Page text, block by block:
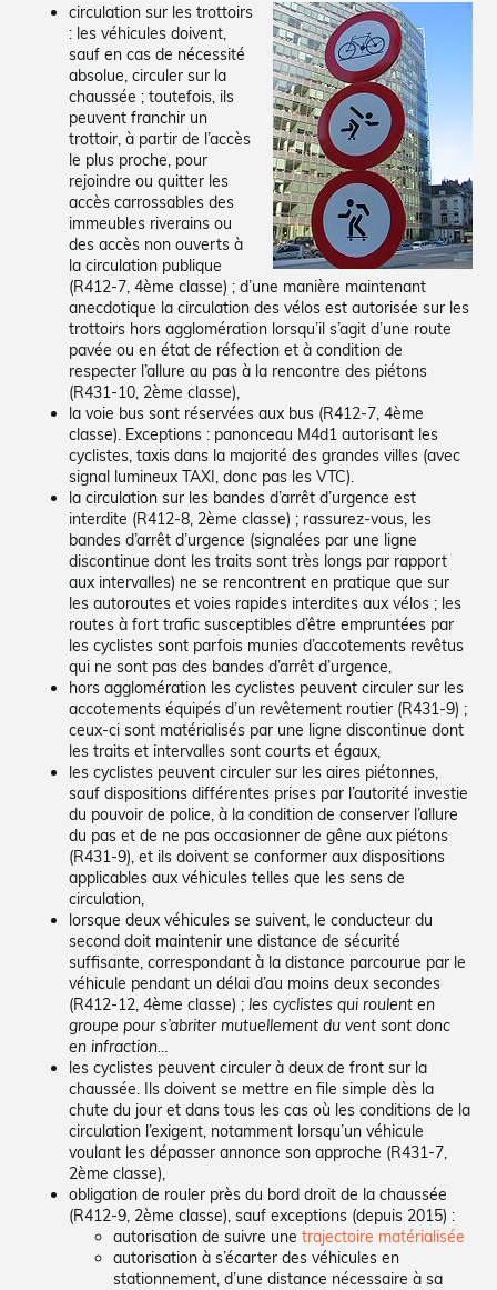
circulation sur les trottoirs
: les véhicules doivent,
sauf en cas de nécessité
absolue, circuler sur la
chaussée ; toutefois, ils
peuvent franchir un
trottoir, à partir de l’accès
le plus proche, pour
rejoindre ou quitter les
accès carrossables des
immeubles riverains ou
des accès non ouverts à
la circulation publique
(R412-7, 4ème classe) ; d’une manière maintenant
anecdotique la circulation des vélos est autorisée sur les
trottoirs hors agglomération lorsqu’il s’agit d’une route
pavée ou en état de réfection et à condition de
respecter l’allure au pas à la rencontre des piétons
(R431-10, 2ème classe),
la voie bus sont réservées aux bus (R412-7, 4ème
classe). Exceptions : panonceau M4d1 autorisant les
cyclistes, taxis dans la majorité des grandes villes (avec
signal lumineux TAXI, donc pas les VTC).
la circulation sur les bandes d’arrêt d’urgence est
interdite (R412-8, 2ème classe) ; rassurez-vous, les
bandes d’arrêt d’urgence (signalées par une ligne
discontinue dont les traits sont très longs par rapport
aux intervalles) ne se rencontrent en pratique que sur
les autoroutes et voies rapides interdites aux vélos ; les
routes à fort trafic susceptibles d’être empruntées par
les cyclistes sont parfois munies d’accotements revêtus
qui ne sont pas des bandes d’arrêt d’urgence,
hors agglomération les cyclistes peuvent circuler sur les
accotements équipés d’un revêtement routier (R431-9) ;
ceux-ci sont matérialisés par une ligne discontinue dont
les traits et intervalles sont courts et égaux,
les cyclistes peuvent circuler sur les aires piétonnes,
sauf dispositions différentes prises par l’autorité investie
du pouvoir de police, à la condition de conserver l’allure
du pas et de ne pas occasionner de gêne aux piétons
(R431-9), et ils doivent se conformer aux dispositions
applicables aux véhicules telles que les sens de
circulation,
lorsque deux véhicules se suivent, le conducteur du
second doit maintenir une distance de sécurité
suffisante, correspondant à la distance parcourue par le
véhicule pendant un délai d’au moins deux secondes
(R412-12, 4ème classe) ; les cyclistes qui roulent en
groupe pour s’abriter mutuellement du vent sont donc
en infraction…
les cyclistes peuvent circuler à deux de front sur la
chaussée. Ils doivent se mettre en file simple dès la
chute du jour et dans tous les cas où les conditions de la
circulation l’exigent, notamment lorsqu’un véhicule
voulant les dépasser annonce son approche (R431-7,
2ème classe),
obligation de rouler près du bord droit de la chaussée
(R412-9, 2ème classe), sauf exceptions (depuis 2015) :
autorisation de suivre unetrajectoire matérialisée
autorisation à s’écarter des véhicules en
stationnement, d’une distance nécessaire à sa